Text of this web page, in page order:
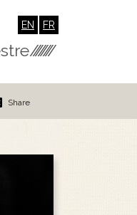
EN FR
////////
Share